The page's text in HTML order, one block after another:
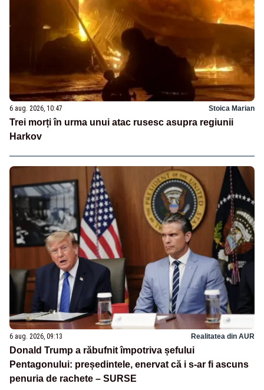
6 aug. 2026, 10:47 Stoica Marian
Trei morți în urma unui atac rusesc asupra regiunii
Harkov
6 aug. 2026, 09:13 Realitatea din AUR
Donald Trump a răbufnit împotriva șefului
Pentagonului: președintele, enervat că i s-ar fi ascuns
penuria de rachete – SURSE